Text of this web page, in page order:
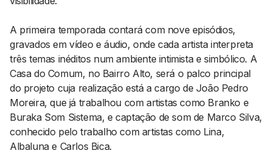
Pesquisar
A primeira temporada contará com nove episódios,
gravados em vídeo e áudio, onde cada artista interpreta
três temas inéditos num ambiente intimista e simbólico. A
Casa do Comum, no Bairro Alto, será o palco principal
do projeto cuja realização está a cargo de João Pedro
Moreira, que já trabalhou com artistas como Branko e
Buraka Som Sistema, e captação de som de Marco Silva,
conhecido pelo trabalho com artistas como Lina,
Albaluna e Carlos Bica.